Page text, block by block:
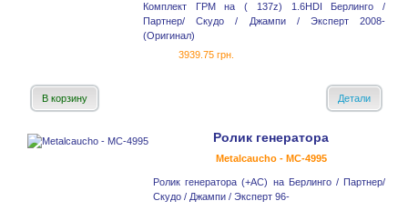
Комплект ГРМ на ( 137z) 1.6HDI Берлинго /
Партнер/ Скудо / Джампи / Эксперт 2008-
(Оригинал)
3939.75 грн.
В корзину Детали
Ролик генератора
Metalcaucho - MC-4995
Ролик генератора (+AC) на Берлинго / Партнер/
Скудо / Джампи / Эксперт 96-